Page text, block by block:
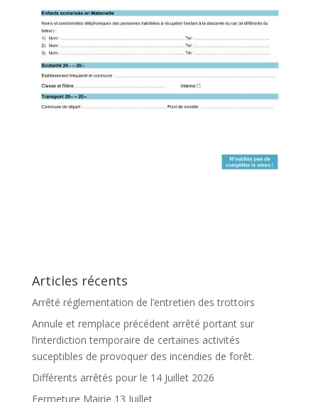
Articles récents
Arrêté réglementation de l’entretien des trottoirs
Annule et remplace précédent arrêté portant sur
l’interdiction temporaire de certaines activités
suceptibles de provoquer des incendies de forêt.
Différents arrêtés pour le 14 Juillet 2026
Fermeture Mairie 13 Juillet